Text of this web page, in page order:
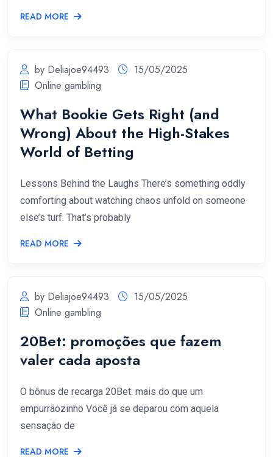
READ MORE
by Deliajoe94493
15/05/2025
Online gambling
What Bookie Gets Right (and
Wrong) About the High-Stakes
World of Betting
Lessons Behind the Laughs There’s something oddly
comforting about watching chaos unfold on someone
else’s turf. That’s probably
READ MORE
by Deliajoe94493
15/05/2025
Online gambling
20Bet: promoções que fazem
valer cada aposta
O bônus de recarga 20Bet: mais do que um
empurrãozinho Você já se deparou com aquela
sensação de
READ MORE